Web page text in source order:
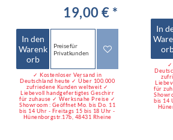
19,00 € *
In den
Warenk
orb
Preise für
Privatkunden
✓ Kostenloser Versand in
Deutschland heute ✓ Über 100.000
zufriedene Kunden weltweit ✓
Liebevoll handgefertigtes Geschirr
für zuhause ✓ Werksnahe Preise ✓
Showroom : Geöffnet Mo. bis Do. 11
bis 14 Uhr - Freitags 15 bis 18 Uhr -
Hünenborgstr.17b, 48431 Rheine
In
✓
für
bis 14